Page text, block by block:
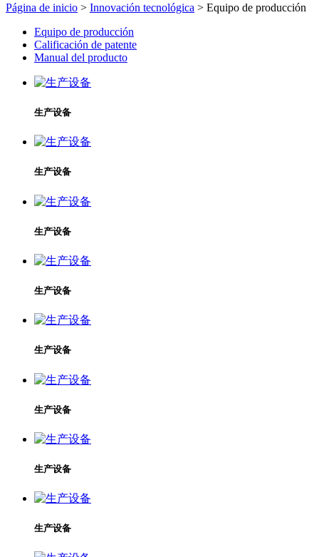
Página de inicio > Innovación tecnológica > Equipo de producción
Equipo de producción
Calificación de patente
Manual del producto
生产设备
生产设备
生产设备
生产设备
生产设备
生产设备
生产设备
生产设备